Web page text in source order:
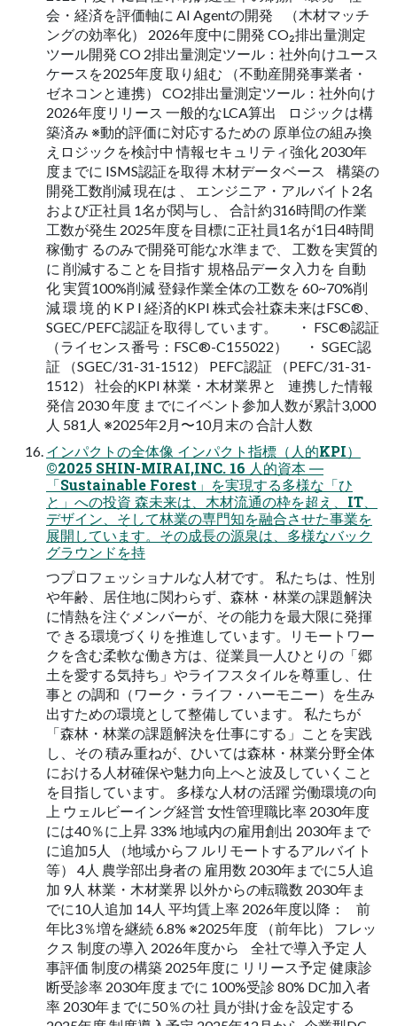
会・経済を評価軸に AI Agentの開発 （木材マッチ
ングの効率化） 2026年度中に開発 CO₂排出量測定
ツール開発 CO 2排出量測定ツール：社外向けユース
ケースを2025年度 取り組む （不動産開発事業者・
ゼネコンと連携） CO2排出量測定ツール：社外向け
2026年度リリース 一般的なLCA算出 ロジックは構
築済み ※動的評価に対応するための 原単位の組み換
えロジックを検討中 情報セキュリティ強化 2030年
度までに ISMS認証を取得 木材データベース 構築の
開発工数削減 現在は 、 エンジニア・アルバイト2名
および正社員 1名が関与し、 合計約316時間の作業
工数が発生 2025年度を目標に正社員1名が1日4時間
稼働す るのみで開発可能な水準まで、 工数を実質的
に 削減することを目指す 規格品データ入力を 自動
化 実質100%削減 登録作業全体の工数を 60~70%削
減 環 境 的 K P I 経済的KPI 株式会社森未来はFSC®、
SGEC/PEFC認証を取得しています。 ・ FSC®認証
（ライセンス番号：FSC®-C155022） ・ SGEC認
証 （SGEC/31-31-1512） PEFC認証 （PEFC/31-31-
1512） 社会的KPI 林業・木材業界と 連携した情報
発信 2030 年度 までにイベント参加人数が累計3,000
人 581人 ※2025年2月〜10月末の 合計人数
インパクトの全体像 インパクト指標（人的KPI）
©2025 SHIN-MIRAI,INC. 16 人的資本 ―
「Sustainable Forest」を実現する多様な「ひ
と」への投資 森未来は、木材流通の枠を超え、IT、
デザイン、そして林業の専門知を融合させた事業を
展開しています。その成長の源泉は、多様なバック
グラウンドを持
つプロフェッショナルな人材です。 私たちは、性別
や年齢、居住地に関わらず、森林・林業の課題解決
に情熱を注ぐメンバーが、その能力を最大限に発揮
で きる環境づくりを推進しています。リモートワー
クを含む柔軟な働き方は、従業員一人ひとりの「郷
土を愛する気持ち」やライフスタイルを尊重し、仕
事と の調和（ワーク・ライフ・ハーモニー）を生み
出すための環境として整備しています。 私たちが
「森林・林業の課題解決を仕事にする」ことを実践
し、その 積み重ねが、ひいては森林・林業分野全体
における人材確保や魅力向上へと波及していくこと
を目指しています。 多様な人材の活躍 労働環境の向
上 ウェルビーイング経営 女性管理職比率 2030年度
には40％に上昇 33% 地域内の雇用創出 2030年まで
に追加5人 （地域からフ ルリモートするアルバイト
等） 4人 農学部出身者の 雇用数 2030年までに5人追
加 9人 林業・木材業界 以外からの転職数 2030年ま
でに10人追加 14人 平均賃上率 2026年度以降： 前
年比3％増を継続 6.8% ※2025年度 （前年比） フレッ
クス 制度の導入 2026年度から 全社で導入予定 人
事評価 制度の構築 2025年度に リリース予定 健康診
断受診率 2030年度までに 100%受診 80% DC加入者
率 2030年までに50％の社 員が掛け金を設定する